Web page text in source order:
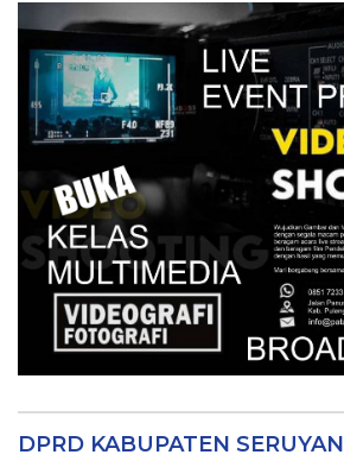
DPRD KABUPATEN SERUYAN